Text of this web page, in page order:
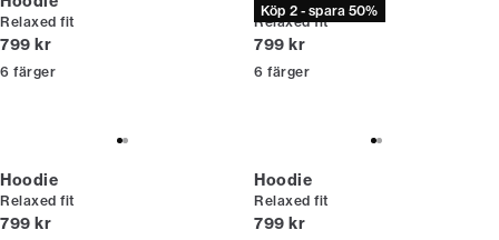
Relaxed fit
Nuvarande pris
799 kr
6 färger
Köp 2 - spara 50%
Relaxed fit
Nuvarande pris
799 kr
6 färger
Hoodie
Relaxed fit
Nuvarande pris
799 kr
Hoodie
Relaxed fit
Nuvarande pris
799 kr